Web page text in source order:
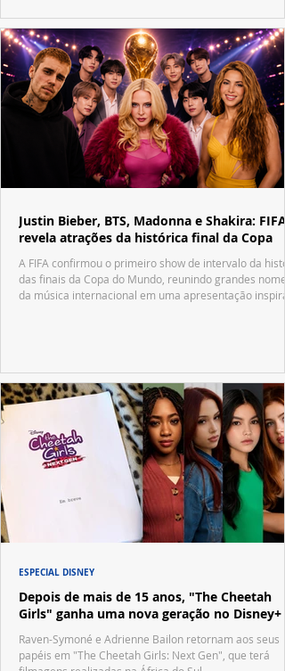
Justin Bieber, BTS, Madonna e Shakira: FIFA
revela atrações da histórica final da Copa
A FIFA confirmou o primeiro show de intervalo da
das finais da Copa do Mundo, reunindo grandes nomes
da música internacional em uma apresentação
Depois de mais de 15 anos, "The Cheetah
Girls" ganha uma nova geração no Disney+
Raven-Symoné e Adrienne Bailon retornam aos seus
papéis em "The Cheetah Girls: Next Gen", que terá
ESPECIAL DISNEY